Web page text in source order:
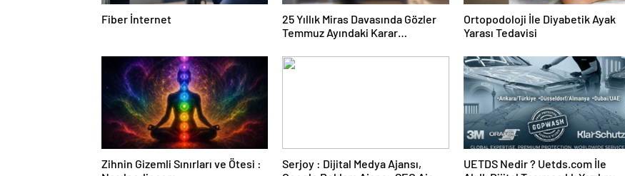
Fiber İnternet
25 Yıllık Miras Davasında Gözler
Temmuz Ayındaki Karar
Ortopodoloji İle Diyabetik Ayak
Yarası Tedavisi
Zihnin Gizemli Sınırları ve Ötesi :
Serjoy : Dijital Medya Ajansı,
UETDS Nedir ? Uetds.com İle